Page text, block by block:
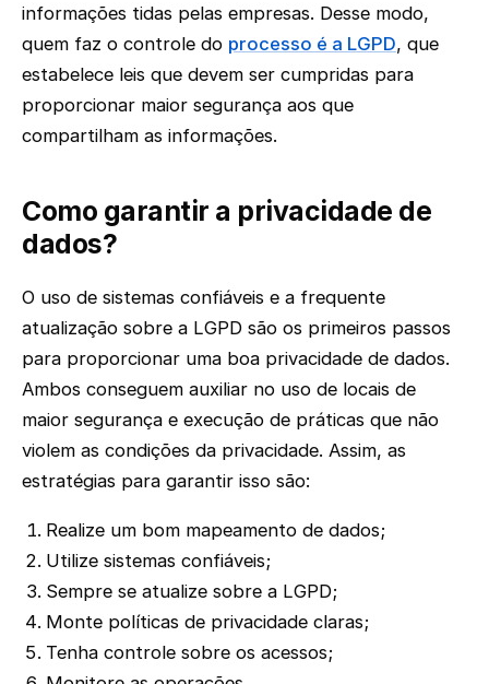
informações tidas pelas empresas. Desse modo,
quem faz o controle do processo é a LGPD, que
estabelece leis que devem ser cumpridas para
proporcionar maior segurança aos que
compartilham as informações.
Como garantir a privacidade de
dados?
O uso de sistemas confiáveis e a frequente
atualização sobre a LGPD são os primeiros passos
para proporcionar uma boa privacidade de dados.
Ambos conseguem auxiliar no uso de locais de
maior segurança e execução de práticas que não
violem as condições da privacidade. Assim, as
estratégias para garantir isso são:
Realize um bom mapeamento de dados;
Utilize sistemas confiáveis;
Sempre se atualize sobre a LGPD;
Monte políticas de privacidade claras;
Tenha controle sobre os acessos;